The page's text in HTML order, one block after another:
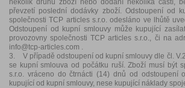
několik druhů zboží nebo dodání několika částí,
převzetí poslední dodávky zboží. Odstoupení od
společnosti TCP articles s.r.o. odesláno ve lhůtě
Odstoupení od kupní smlouvy může kupující
provozovny společnosti TCP articles s.r.o., či na
info@tcp-articles.com .
3. V případě odstoupení od kupní smlouvy dle čl.
se kupní smlouva od počátku ruší. Zboží musí být
s.r.o. vráceno do čtrnácti (14) dnů od odstoupení
kupující od kupní smlouvy, nese kupující náklady